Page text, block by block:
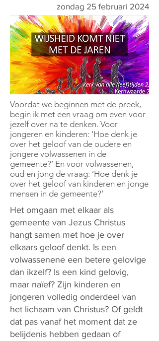
zondag 25 februari 2024
Voordat we beginnen met de preek,
begin ik met een vraag om even voor
jezelf over na te denken. Voor
jongeren en kinderen: ‘Hoe denk je
over het geloof van de oudere en
jongere volwassenen in de
gemeente?’ En voor volwassenen,
oud en jong de vraag: ‘Hoe denk je
over het geloof van kinderen en jonge
mensen in de gemeente?’
Het omgaan met elkaar als
gemeente van Jezus Christus
hangt samen met hoe je over
elkaars geloof denkt. Is een
volwassenene een betere gelovige
dan ikzelf? Is een kind gelovig,
maar naïef? Zijn kinderen en
jongeren volledig onderdeel van
het lichaam van Christus? Of geldt
dat pas vanaf het moment dat ze
belijdenis hebben gedaan of